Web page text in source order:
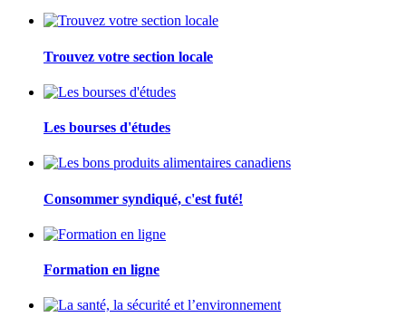
Trouvez votre section locale
Les bourses d'études
Consommer syndiqué, c'est futé!
Formation en ligne